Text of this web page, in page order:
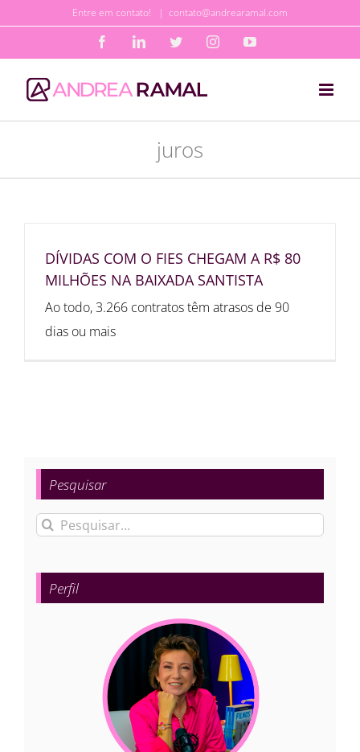
o
conteúdo
Entre em contato! | contato@andrearamal.com
FacebookLinkedInTwitterInstagramYouTube
juros
DÍVIDAS COM O FIES CHEGAM A R$ 80
MILHÕES NA BAIXADA SANTISTA
Ao todo, 3.266 contratos têm atrasos de 90
dias ou mais
Pesquisar
Buscar
para:
Perfil